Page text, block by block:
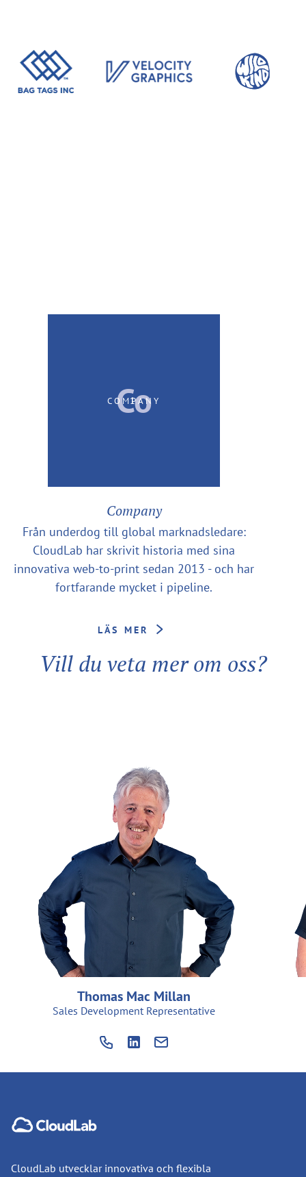
1
Co
COMPANY
Company
Från underdog till global marknadsledare:
CloudLab har skrivit historia med sina
innovativa web-to-print sedan 2013 - och har
fortfarande mycket i pipeline.
LÄS MER
Vill du veta mer om oss?
Thomas Mac Millan
Sales Development Representative
CloudLab utvecklar innovativa och flexibla